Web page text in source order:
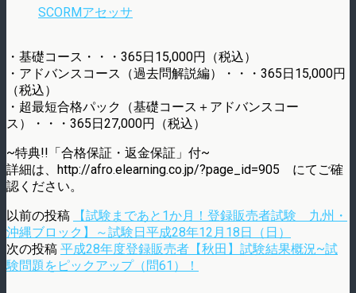
SCORMアセッサ
・基礎コース・・・365日15,000円（税込）
・アドバンスコース（過去問解説編）・・・365日15,000円
（税込）
・超最短合格パック（基礎コース＋アドバンスコー
ス）・・・365日27,000円（税込）
~特典!!「合格保証・返金保証」付~
詳細は、http://afro.elearning.co.jp/?page_id=905 にてご確
認ください。
以前の投稿
【試験まであと1か月！登録販売者試験 九州・
沖縄ブロック】～試験日平成28年12月18日（日）
次の投稿 平成28年度登録販売者【秋田】試験結果概況~試
験問題をピックアップ（問61）！